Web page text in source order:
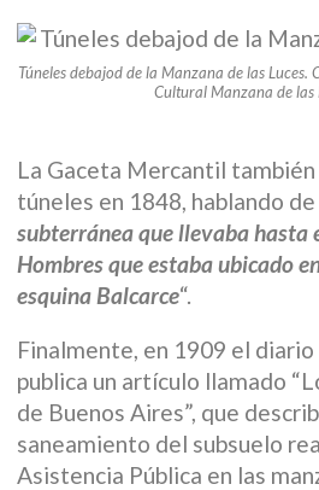
Túneles debajod de la Manzana de las Luces.
Cultural Manzana de las
La Gaceta Mercantil
túneles en 1848, hablando de
subterránea que llevaba hasta
Hombres que estaba ubicado
esquina Balcarce“.
Finalmente, en 1909 el diario
publica un artículo llamado
de Buenos Aires”, que
saneamiento del subsuelo
Asistencia Pública en las